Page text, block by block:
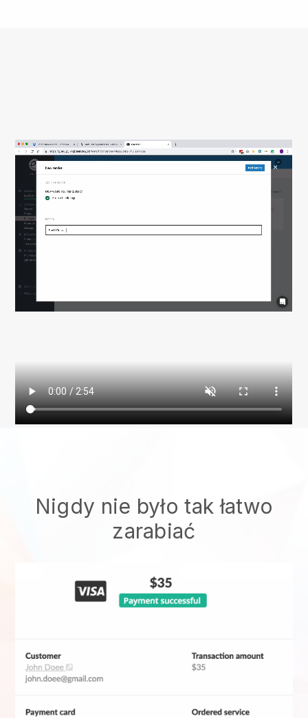
Nigdy nie było tak łatwo
zarabiać